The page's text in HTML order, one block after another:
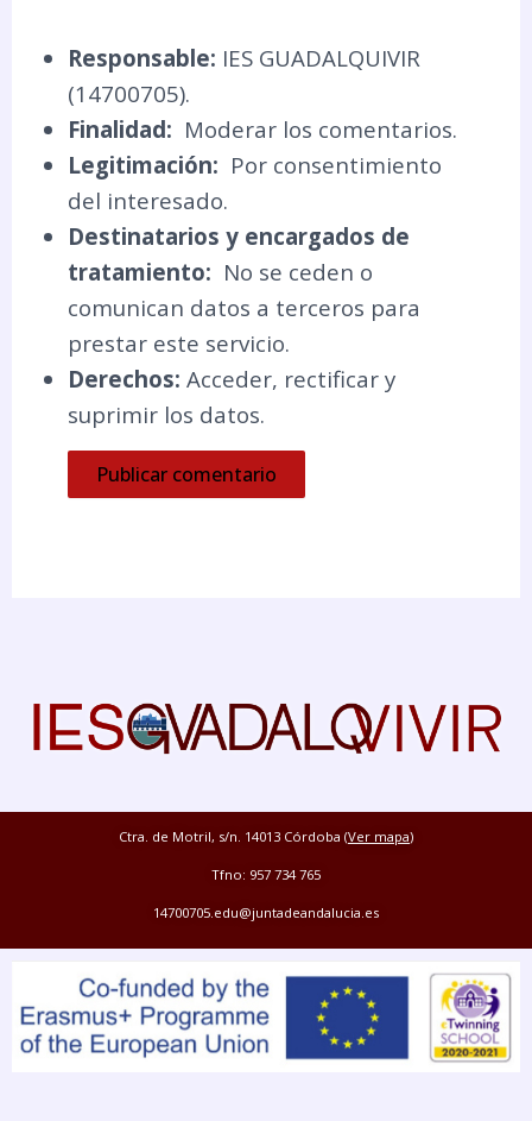
Responsable: IES GUADALQUIVIR
(14700705).
Finalidad: Moderar los comentarios.
Legitimación: Por consentimiento
del interesado.
Destinatarios y encargados de
tratamiento: No se ceden o
comunican datos a terceros para
prestar este servicio.
Derechos: Acceder, rectificar y
suprimir los datos.
Ctra. de Motril, s/n. 14013 Córdoba (Ver mapa)
Tfno: 957 734 765
14700705.edu@juntadeandalucia.es